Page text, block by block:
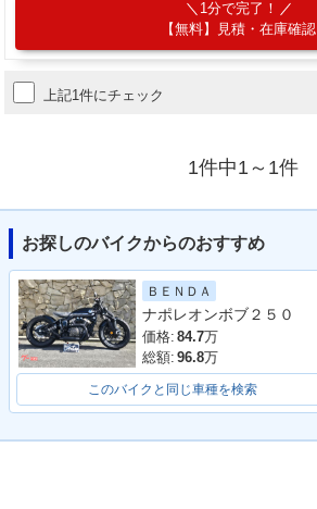
1分で完了！
【無料】見積・在庫確認
上記1件にチェック
1件中1～1件
お探しのバイクからのおすすめ
ＢＥＮＤＡ
ナポレオンボブ２５０
価格: 84.7万
総額: 96.8万
このバイクと同じ車種を検索